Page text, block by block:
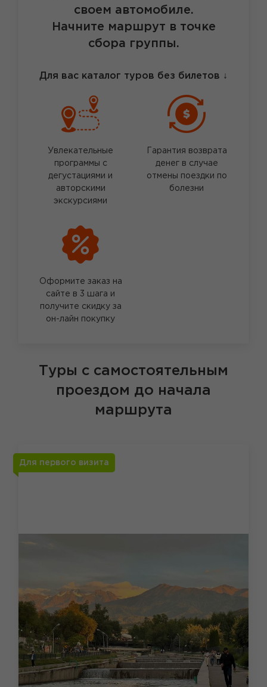
своем автомобиле.
Начните маршрут в точке
сбора группы.
Для вас каталог туров без билетов ↓
Увлекательные
программы с
дегустациями и
авторскими
экскурсиями
Гарантия возврата
денег в случае
отмены поездки по
болезни
Оформите заказ на
сайте в 3 шага и
получите скидку за
он-лайн покупку
Туры с самостоятельным
проездом до начала
маршрута
Для первого визита